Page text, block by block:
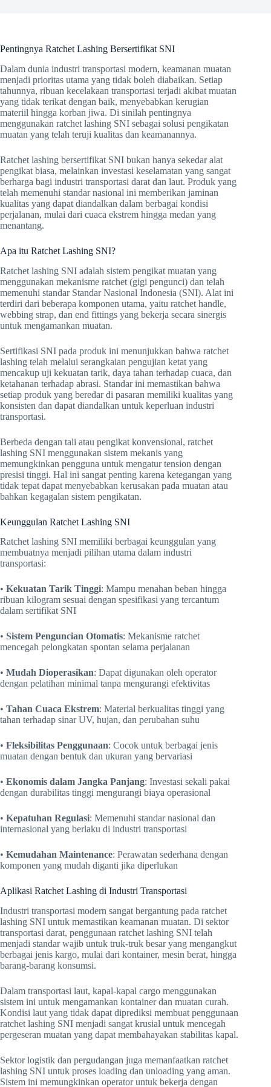
Pentingnya Ratchet Lashing Bersertifikat SNI
Dalam dunia industri transportasi modern, keamanan muatan
menjadi prioritas utama yang tidak boleh diabaikan. Setiap
tahunnya, ribuan kecelakaan transportasi terjadi akibat muatan
yang tidak terikat dengan baik, menyebabkan kerugian
materiil hingga korban jiwa. Di sinilah pentingnya
menggunakan ratchet lashing SNI sebagai solusi pengikatan
muatan yang telah teruji kualitas dan keamanannya.
Ratchet lashing bersertifikat SNI bukan hanya sekedar alat
pengikat biasa, melainkan investasi keselamatan yang sangat
berharga bagi industri transportasi darat dan laut. Produk yang
telah memenuhi standar nasional ini memberikan jaminan
kualitas yang dapat diandalkan dalam berbagai kondisi
perjalanan, mulai dari cuaca ekstrem hingga medan yang
menantang.
Apa itu Ratchet Lashing SNI?
Ratchet lashing SNI adalah sistem pengikat muatan yang
menggunakan mekanisme ratchet (gigi pengunci) dan telah
memenuhi standar Standar Nasional Indonesia (SNI). Alat ini
terdiri dari beberapa komponen utama, yaitu ratchet handle,
webbing strap, dan end fittings yang bekerja secara sinergis
untuk mengamankan muatan.
Sertifikasi SNI pada produk ini menunjukkan bahwa ratchet
lashing telah melalui serangkaian pengujian ketat yang
mencakup uji kekuatan tarik, daya tahan terhadap cuaca, dan
ketahanan terhadap abrasi. Standar ini memastikan bahwa
setiap produk yang beredar di pasaran memiliki kualitas yang
konsisten dan dapat diandalkan untuk keperluan industri
transportasi.
Berbeda dengan tali atau pengikat konvensional, ratchet
lashing SNI menggunakan sistem mekanis yang
memungkinkan pengguna untuk mengatur tension dengan
presisi tinggi. Hal ini sangat penting karena ketegangan yang
tidak tepat dapat menyebabkan kerusakan pada muatan atau
bahkan kegagalan sistem pengikatan.
Keunggulan Ratchet Lashing SNI
Ratchet lashing SNI memiliki berbagai keunggulan yang
membuatnya menjadi pilihan utama dalam industri
transportasi:
• Kekuatan Tarik Tinggi: Mampu menahan beban hingga
ribuan kilogram sesuai dengan spesifikasi yang tercantum
dalam sertifikat SNI
• Sistem Penguncian Otomatis: Mekanisme ratchet
mencegah pelongkatan spontan selama perjalanan
• Mudah Dioperasikan: Dapat digunakan oleh operator
dengan pelatihan minimal tanpa mengurangi efektivitas
• Tahan Cuaca Ekstrem: Material berkualitas tinggi yang
tahan terhadap sinar UV, hujan, dan perubahan suhu
• Fleksibilitas Penggunaan: Cocok untuk berbagai jenis
muatan dengan bentuk dan ukuran yang bervariasi
• Ekonomis dalam Jangka Panjang: Investasi sekali pakai
dengan durabilitas tinggi mengurangi biaya operasional
• Kepatuhan Regulasi: Memenuhi standar nasional dan
internasional yang berlaku di industri transportasi
• Kemudahan Maintenance: Perawatan sederhana dengan
komponen yang mudah diganti jika diperlukan
Aplikasi Ratchet Lashing di Industri Transportasi
Industri transportasi modern sangat bergantung pada ratchet
lashing SNI untuk memastikan keamanan muatan. Di sektor
transportasi darat, penggunaan ratchet lashing SNI telah
menjadi standar wajib untuk truk-truk besar yang mengangkut
berbagai jenis kargo, mulai dari kontainer, mesin berat, hingga
barang-barang konsumsi.
Dalam transportasi laut, kapal-kapal cargo menggunakan
sistem ini untuk mengamankan kontainer dan muatan curah.
Kondisi laut yang tidak dapat diprediksi membuat penggunaan
ratchet lashing SNI menjadi sangat krusial untuk mencegah
pergeseran muatan yang dapat membahayakan stabilitas kapal.
Sektor logistik dan pergudangan juga memanfaatkan ratchet
lashing SNI untuk proses loading dan unloading yang aman.
Sistem ini memungkinkan operator untuk bekerja dengan